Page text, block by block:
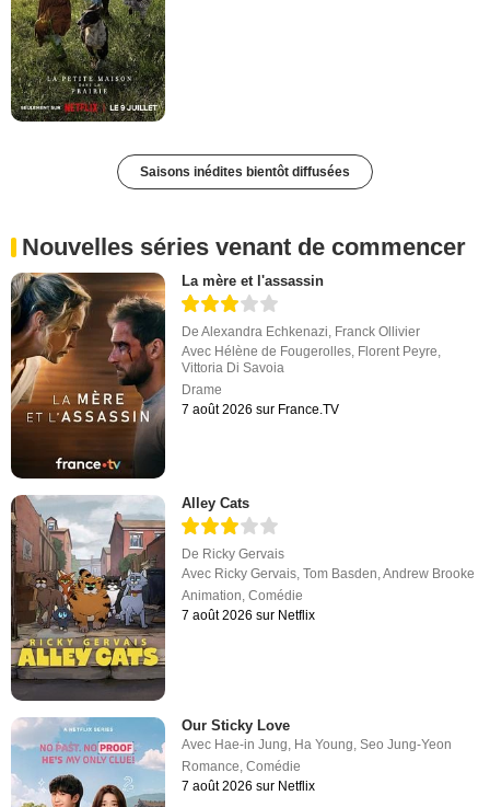
Saisons inédites bientôt diffusées
Nouvelles séries venant de commencer
La mère et l'assassin
DeAlexandra Echkenazi Franck Ollivier
Avec Hélène de Fougerolles Florent Peyre
Vittoria Di Savoia
Drame
7 août 2026 sur France.TV
Alley Cats
De Ricky Gervais
Avec Ricky Gervais,Tom Basden,Andrew Brooke
Animation,Comédie
7 août 2026 sur Netflix
Our Sticky Love
Avec Hae-in Jung, Ha Young,Seo Jung-Yeon
Romance,Comédie
7 août 2026 sur Netflix